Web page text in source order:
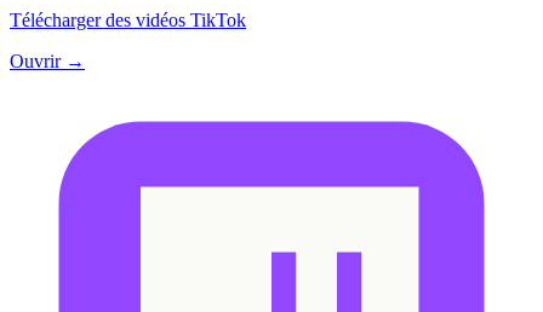
Télécharger des vidéos TikTok
Ouvrir →